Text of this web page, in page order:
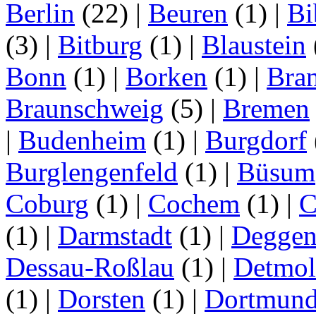
Berlin (22) | Beuren (1) |
(3) | Bitburg (1) | Blaustein
Bonn (1) | Borken (1) |
Braunschweig (5) | Bremen
| Budenheim (1) | Burgdorf
Burglengenfeld (1) | Büsum
Coburg (1) | Cochem (1) |
(1) | Darmstadt (1) |
Dessau-Roßlau (1) |
(1) | Dorsten (1) |